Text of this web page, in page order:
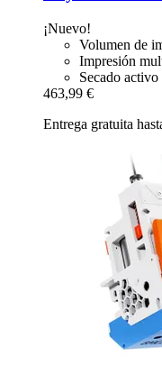
¡Nuevo!
Volumen de
Impresión
Secado
463,99 €
Entrega gratuita